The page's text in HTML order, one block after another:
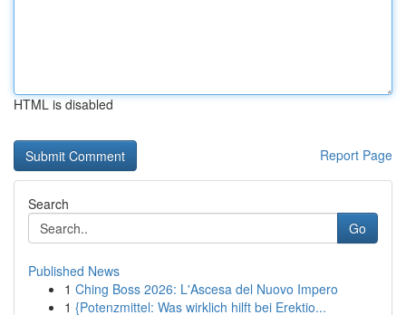
HTML is disabled
Report Page
Search
Go
Published News
1 Ching Boss 2026: L'Ascesa del Nuovo Impero
1 {Potenzmittel: Was wirklich hilft bei Erektio...